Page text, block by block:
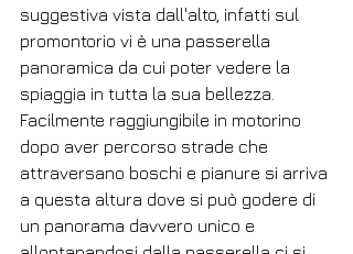
suggestiva vista dall'alto, infatti sul
promontorio vi è una passerella
panoramica da cui poter vedere la
spiaggia in tutta la sua bellezza.
Facilmente raggiungibile in motorino
dopo aver percorso strade che
attraversano boschi e pianure si arriva
a questa altura dove si può godere di
un panorama davvero unico e